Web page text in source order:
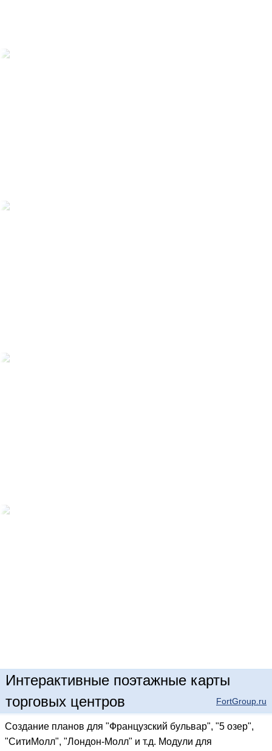
Интерактивные поэтажные карты
торговых центров
FortGroup.ru
Создание планов для "Французский бульвар", "5 озер",
"СитиМолл", "Лондон-Молл" и т.д. Модули для